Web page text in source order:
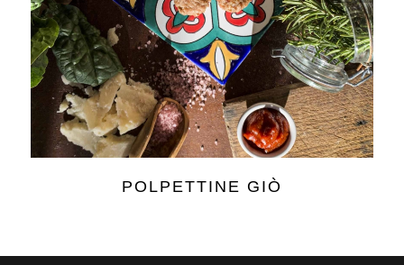
POLPETTINE GIÒ